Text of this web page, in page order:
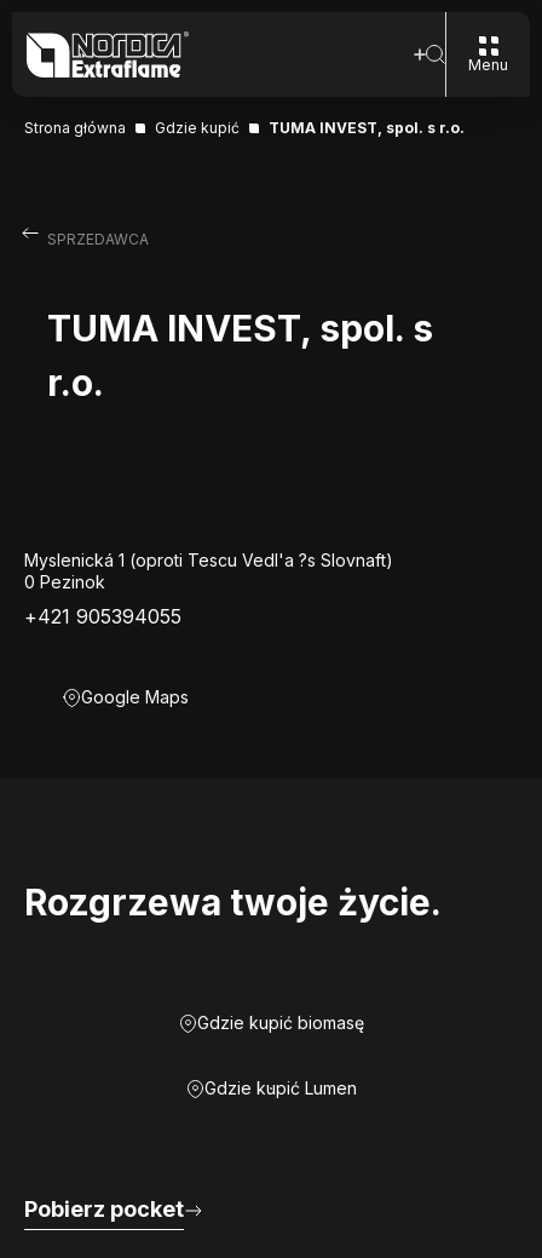
Menu
Strona główna Gdzie kupić TUMA INVEST, spol. s r.o.
SPRZEDAWCA
TUMA INVEST, spol. s
r.o.
Myslenická 1 (oproti Tescu Vedl'a ?s Slovnaft)
0 Pezinok
+421 905394055
Google Maps
Rozgrzewa twoje życie.
Gdzie kupić biomasę
Gdzie kupić Lumen
Pobierz pocket